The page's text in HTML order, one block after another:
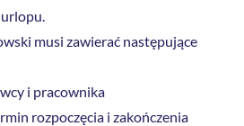
musi zawierać następujące
i pracownika
rozpoczęcia i zakończenia